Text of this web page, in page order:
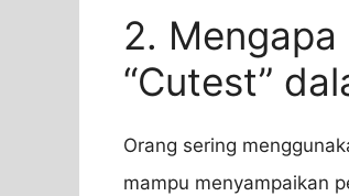
2.
“Cutest”
Orang sering
mampu menyampaikan